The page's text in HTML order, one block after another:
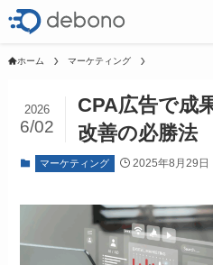
ホーム マーケティング
CPA広告で成
改善の必勝法
2026
6/02
マーケティング 2025年8月29日